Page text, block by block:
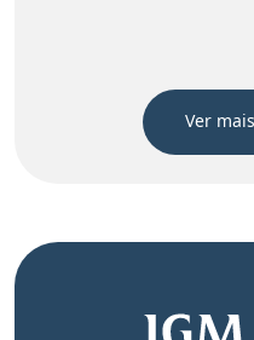
Ver